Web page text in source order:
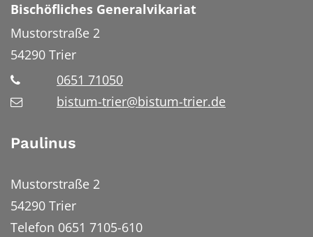
Bischöfliches Generalvikariat
Mustorstraße 2
54290 Trier
0651 71050
bistum-trier@bistum-trier.de
Paulinus
Mustorstraße 2
54290 Trier
Telefon 0651 7105-610